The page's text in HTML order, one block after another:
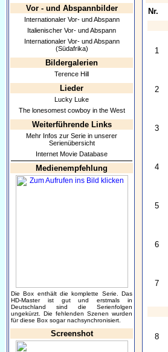
Vor - und Abspannbilder
Internationaler Vor- und Abspann
Italienischer Vor- und Abspann
Internationaler Vor- und Abspann
(Südafrika)
Bildergalerien
Terence Hill
Lieder
Lucky Luke
The lonesomest cowboy in the West
Weiterführende Links
Mehr Infos zur Serie in unserer
Serienübersicht
Internet Movie Database
Medienempfehlung
Die Box enthält die komplette Serie. Das
HD-Master ist gut und erstmals in
Deutschland sind die Serienfolgen
ungekürzt. Die fehlenden Szenen wurden
für diese Box sogar nachsynchronisiert.
Screenshot
Nr.
1
2
3
4
5
6
7
8